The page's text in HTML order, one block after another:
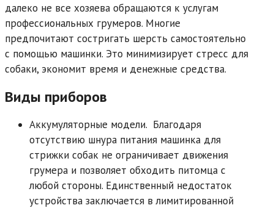
далеко не все хозяева обращаются к услугам
профессиональных грумеров. Многие
предпочитают состригать шерсть самостоятельно
с помощью машинки. Это минимизирует стресс для
собаки, экономит время и денежные средства.
Виды приборов
Аккумуляторные модели. Благодаря
отсутствию шнура питания машинка для
стрижки собак не ограничивает движения
грумера и позволяет обходить питомца с
любой стороны. Единственный недостаток
устройства заключается в лимитированной